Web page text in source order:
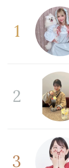
1
2
3